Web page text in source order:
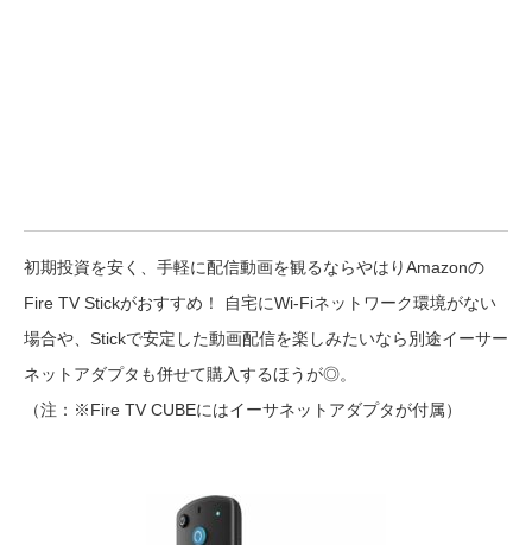
初期投資を安く、手軽に配信動画を観るならやはりAmazonの
Fire TV Stickがおすすめ！ 自宅にWi-Fiネットワーク環境がない
場合や、Stickで安定した動画配信を楽しみたいなら別途イーサー
ネットアダプタも併せて購入するほうが◎。
（注：※Fire TV CUBEにはイーサネットアダプタが付属）